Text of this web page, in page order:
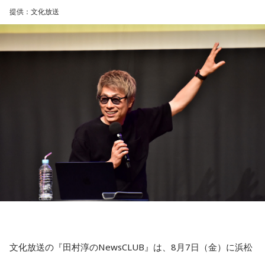
■実況：師岡正雄アナウンサー
■番組X：@showup1242
■ハッシュタグ：#ショウアップナイター #60n
■メールアドレス：89@1242.com
https://www.1242.com/showup
学びが深まりそうです。海外のことに目を向けたり、探究心
を大切に過ごしてみましょう。
【4位】山羊座（やぎ座）
対人運が好調です。今日は1対1のコミュニケーションが大切
な日。パートナーや大切な友人と深い話をしたり、普段は話
しづらい話題を取り上げてみたりするには良いタイミングで
【5位】牡牛座（おうし座）
趣味や友達付き合いが活発な運気です。今日は心の充実感を
感じやすい日なので、好きなことをとことん楽しみましょ
う。ラッキーアイテムは、炭酸水。
【6位】乙女座（おとめ座）
提供：文化放送
文化放送の『田村淳のNewsCLUB』は、8月7日（金）に浜松